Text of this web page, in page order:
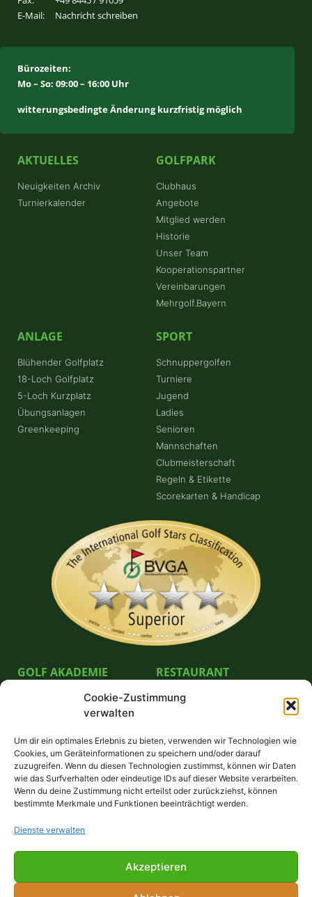
Cookie-Zustimmung
verwalten
Um dir ein optimales Erlebnis zu bieten, verwenden wir Technologien wie
Cookies, um Geräteinformationen zu speichern und/oder darauf
zuzugreifen. Wenn du diesen Technologien zustimmst, können wir Daten
wie das Surfverhalten oder eindeutige IDs auf dieser Website verarbeiten.
Wenn du deine Zustimmung nicht erteilst oder zurückziehst, können
bestimmte Merkmale und Funktionen beeinträchtigt werden.
Dienste verwalten
Akzeptieren
E-Mail:
Nachricht schreiben
Bürozeiten:
Mo – So: 09:00 – 16:00 Uhr
witterungsbedingte Änderung kurzfristig möglich
AKTUELLES
Neuigkeiten Archiv
Turnierkalender
GOLFPARK
Clubhaus
Angebote
Mitglied werden
Historie
Unser Team
Kooperationspartner
Vereinbarungen
Mehrgolf.Bayern
ANLAGE
Blühender Golfplatz
18-Loch Golfplatz
5-Loch Kurzplatz
Übungsanlagen
Greenkeeping
SPORT
Schnuppergolfen
Turniere
Jugend
Ladies
Senioren
Mannschaften
Clubmeisterschaft
Regeln & Etikette
Scorekarten & Handicap
GOLF AKADEMIE
Pro German Göpel
Unterricht & Preise
Platzreifekurs
Trainerstunde buchen
RESTAURANT
Bella Vista Restaurante GmbH
FÜR GÄSTE